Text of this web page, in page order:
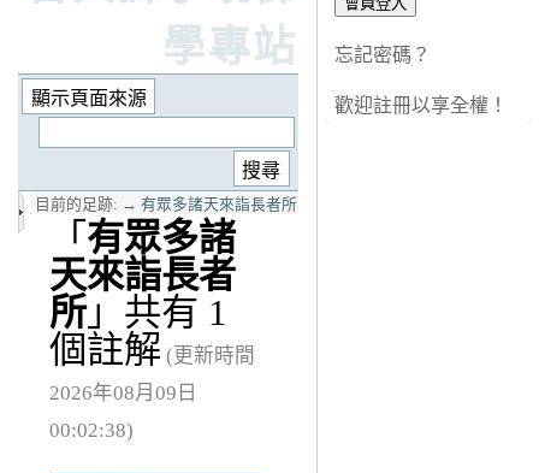
學專站
目前的足跡: → 有眾多諸天來詣長者所
「 有眾多諸
天來詣長者
所」共有 1
個註解 (更新時間
2026年08月09日
00:02:38)
忘記密碼？
歡迎註冊以享全權！